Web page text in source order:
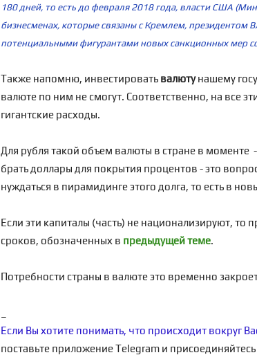
180 дней, то есть до февраля 2018 года, власти США
бизнесменах, которые связаны с Кремлем, президентом
потенциальными фигурантами новых санкционных мер
Также напомню, инвестировать валютунашему
валюте по ним не смогут. Соответственно, на все
гигантские расходы.
Для рубля такой объем валюты в стране в
брать доллары для покрытия процентов - это
нуждаться в пирамидинге этого долга, то есть в
Если эти капиталы (часть) не национализируют, то
сроков, обозначенных в предыдущей теме.
Потребности страны в валюте это временно
Если Вы хотите понимать, что происходит вокруг
поставьте приложение Telegram и